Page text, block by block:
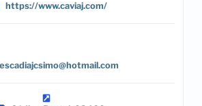
https://www.caviaj.com/